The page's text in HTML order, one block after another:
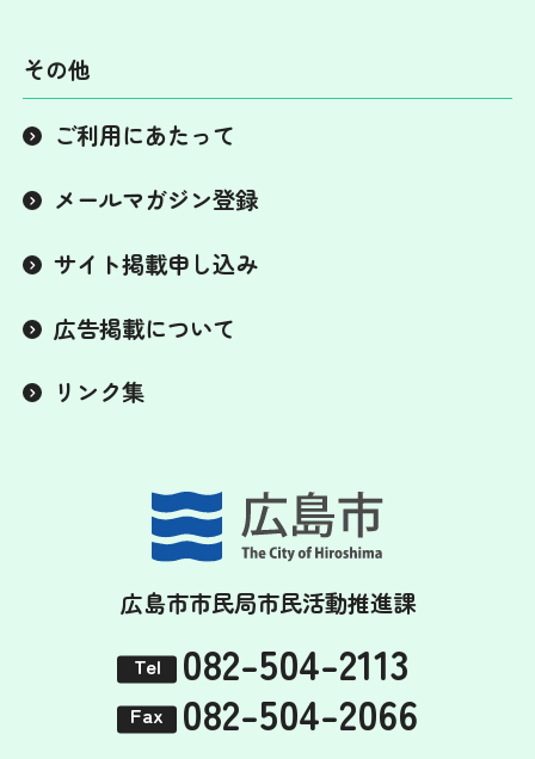
広島市市民局市民活動推進課
Tel 082-504-2113
Fax 082-504-2066
その他
ご利用にあたって
メールマガジン登録
サイト掲載申し込み
広告掲載について
リンク集